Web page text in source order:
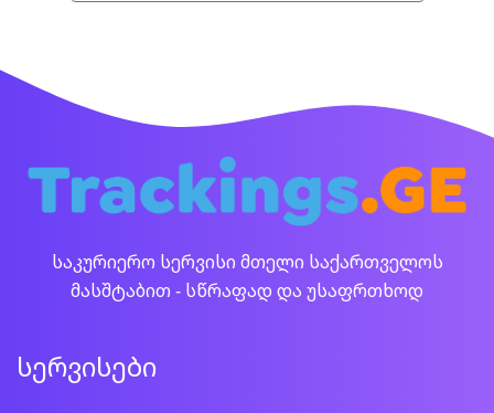
საკურიერო სერვისი მთელი საქართველოს
მასშტაბით - სწრაფად და უსაფრთხოდ
სერვისები